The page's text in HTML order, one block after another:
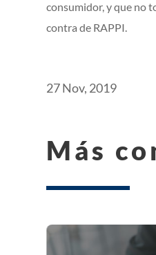
consumidor, y que no
contra de RAPPI.
27 Nov, 2019
Más